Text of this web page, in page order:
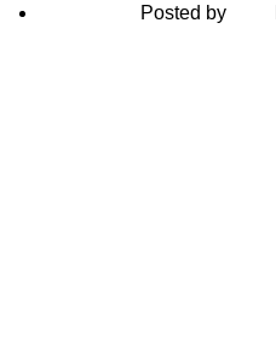
Posted by